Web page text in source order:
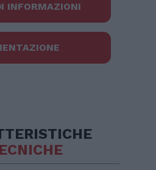
INFORMAZIONI